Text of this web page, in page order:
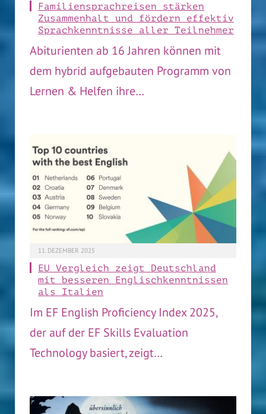
Familiensprachreisen stärken
Zusammenhalt und fördern effektiv
Sprachkenntnisse aller Teilnehmer
Abiturienten ab 16 Jahren können mit
dem hybrid aufgebauten Programm von
Lernen & Helfen ihre…
11. DEZEMBER 2025
EU Vergleich zeigt Deutschland
mit besseren Englischkenntnissen
als Italien
Im EF English Proficiency Index 2025,
der auf der EF Skills Evaluation
Technology basiert, zeigt…